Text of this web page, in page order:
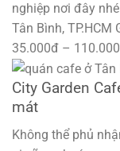
nghiệp nơi đây
Tân Bình,
35.000đ –
City Garden
mát
Không thể phủ